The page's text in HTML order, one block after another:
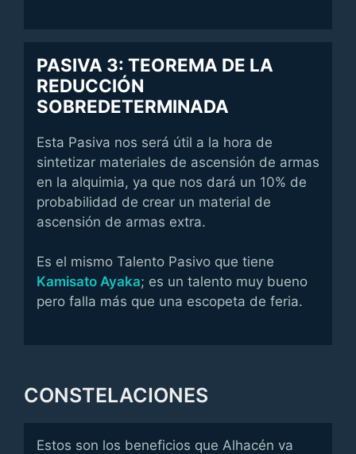
PASIVA 3: TEOREMA DE LA
REDUCCIÓN
SOBREDETERMINADA
Esta Pasiva nos será útil a la hora de
sintetizar materiales de ascensión de armas
en la alquimia, ya que nos dará un 10% de
probabilidad de crear un material de
ascensión de armas extra.
Es el mismo Talento Pasivo que tiene
Kamisato Ayaka; es un talento muy bueno
pero falla más que una escopeta de feria.
CONSTELACIONES
Estos son los beneficios que Alhacén va